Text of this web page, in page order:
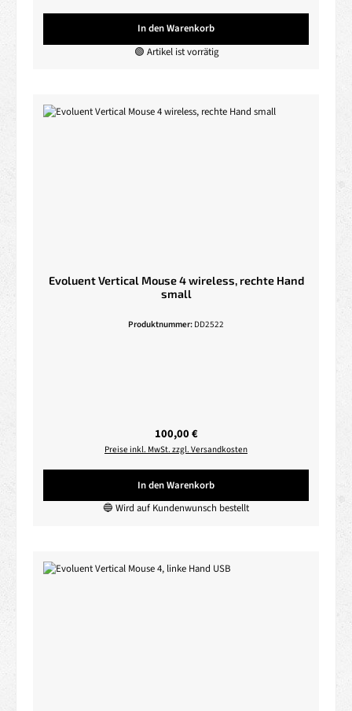
In den Warenkorb
🟢 Artikel ist vorrätig
Evoluent Vertical Mouse 4 wireless, rechte Hand
small
Produktnummer: DD2522
Regulärer Preis:
100,00 €
Preise inkl. MwSt. zzgl. Versandkosten
In den Warenkorb
🔵 Wird auf Kundenwunsch bestellt